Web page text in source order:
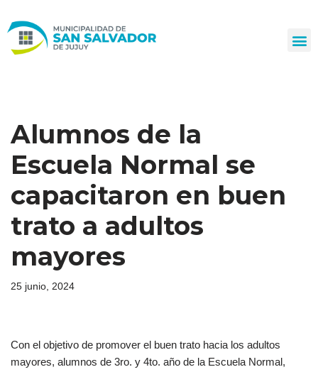
al
Alumnos de la
Escuela Normal se
capacitaron en buen
trato a adultos
mayores
25 junio, 2024
Con el objetivo de promover el buen trato hacia los adultos
mayores, alumnos de 3ro. y 4to. año de la Escuela Normal,